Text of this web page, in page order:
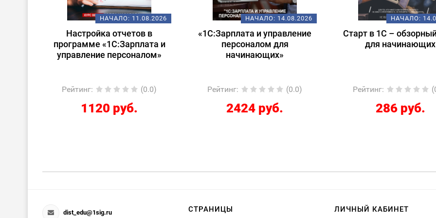
НАЧАЛО:14.08.2026
«1С:Зарплата и управление
персоналом для
начинающих»
Рейтинг: (0.0)
2424 руб.
НАЧАЛО:14.08.2026
Старт в 1С – обзорный курс
для начинающих
Рейтинг: (0.0)
286 руб.
НАЧАЛО:
Подготовка к
1С:Специалист-
Рейтинг:
12267 руб.
dist_edu@1sig.ru СТРАНИЦЫ ЛИЧНЫЙ КАБИНЕТ